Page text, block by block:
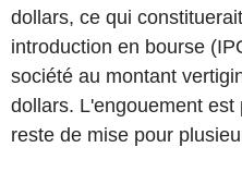
dollars, ce qui
introduction en bourse
société au montant
dollars. L'engouement
reste de mise pour